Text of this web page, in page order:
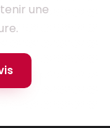
une